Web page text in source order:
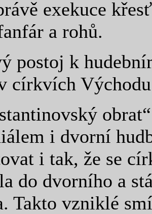
exekuce
a rohů.
postoj k
církvích
i dvorní
i tak, že se
do dvorního a
Takto vzniklé